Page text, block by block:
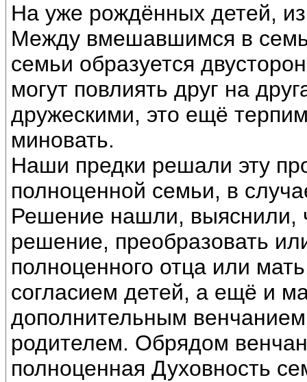
На уже рождённых детей,
Между вмешавшимся в
семьи образуется
могут повлиять друг на
дружескими, это ещё
миновать.
Наши предки решали эту
полноценной семьи, в
Решение нашли, выяснили,
решение, преобразовать
полноценного отца или
согласием детей, а ещё и
дополнительным
родителем. Обрядом
полноценная Духовность